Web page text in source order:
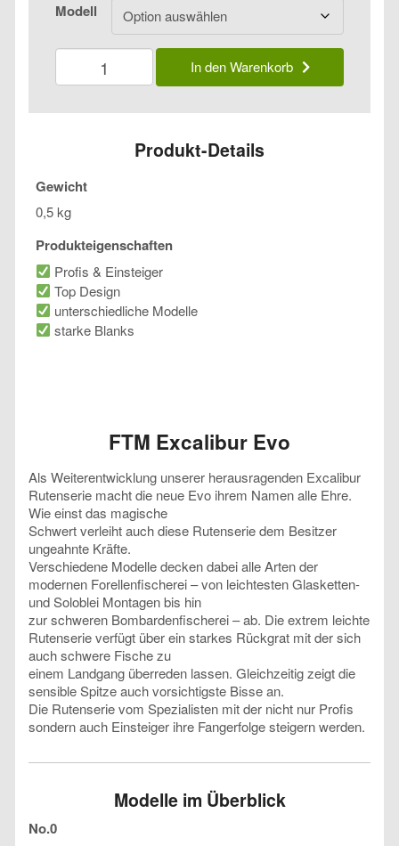
FTM Excalibur Evo
Als Weiterentwicklung unserer herausragenden Excalibur
Rutenserie macht die neue Evo ihrem Namen alle Ehre.
Wie einst das magische
Schwert verleiht auch diese Rutenserie dem Besitzer
ungeahnte Kräfte.
Verschiedene Modelle decken dabei alle Arten der
modernen Forellenfischerei – von leichtesten Glasketten-
und Soloblei Montagen bis hin
zur schweren Bombardenfischerei – ab. Die extrem leichte
Rutenserie verfügt über ein starkes Rückgrat mit der sich
auch schwere Fische zu
einem Landgang überreden lassen. Gleichzeitig zeigt die
sensible Spitze auch vorsichtigste Bisse an.
Die Rutenserie vom Spezialisten mit der nicht nur Profis
sondern auch Einsteiger ihre Fangerfolge steigern werden.
Modelle im Überblick
No.0
Modell
FTM
Excalibur
Evo
Menge
In den Warenkorb
Produkt-Details
Gewicht
0,5 kg
Produkteigenschaften
Profis & Einsteiger
Top Design
unterschiedliche Modelle
starke Blanks